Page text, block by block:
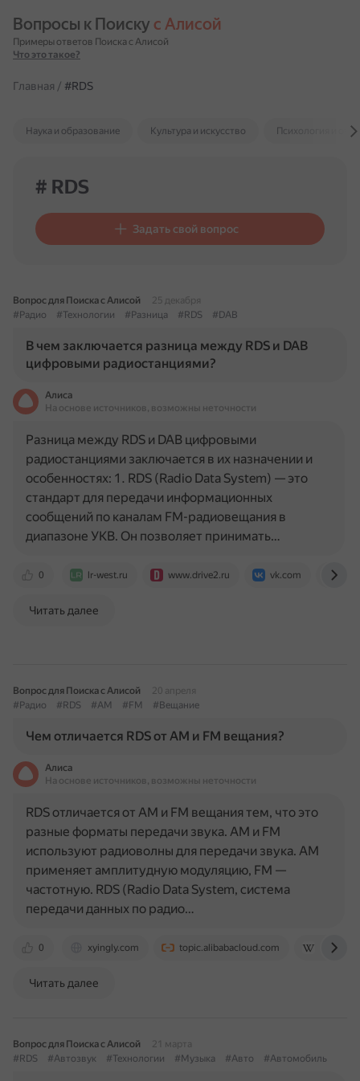
Вопросы к Поиску с Алисой
Примеры ответов Поиска с Алисой
Что это такое?
Главная / #RDS
Наука и образование Культура и искусство Психология и
# RDS
Задать свой вопрос
Вопрос для Поиска с Алисой
25 декабря
#Радио
#Технологии #Разница #RDS #DAB
В чем заключается разница между RDS и DAB
цифровыми радиостанциями?
Алиса
На основе источников, возможны неточности
0 lr-west.ru www.drive2.ru vk.com
Разница между RDS и DAB цифровыми
радиостанциями заключается в их назначении и
особенностях: 1. RDS (Radio Data System) — это
стандарт для передачи информационных
сообщений по каналам FM-радиовещания в
диапазоне УКВ. Он позволяет принимать…
Читать далее
Вопрос для Поиска с Алисой
20 апреля
#Радио
#RDS #AM #FM #Вещание
Чем отличается RDS от AM и FM вещания?
Алиса
На основе источников, возможны неточности
0 xyingly.com topic.alibabacloud.com
RDS отличается от AM и FM вещания тем, что это
разные форматы передачи звука. AM и FM
используют радиоволны для передачи звука. AM
применяет амплитудную модуляцию, FM —
частотную. RDS (Radio Data System, система
передачи данных по радио…
Читать далее
Вопрос для Поиска с Алисой
21 марта
#RDS
#Автозвук #Технологии #Музыка #Авто #Автомобиль